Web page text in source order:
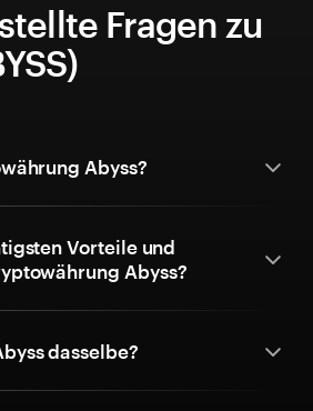
Fragen zu
Abyss?
Vorteile und
Abyss?
dasselbe?